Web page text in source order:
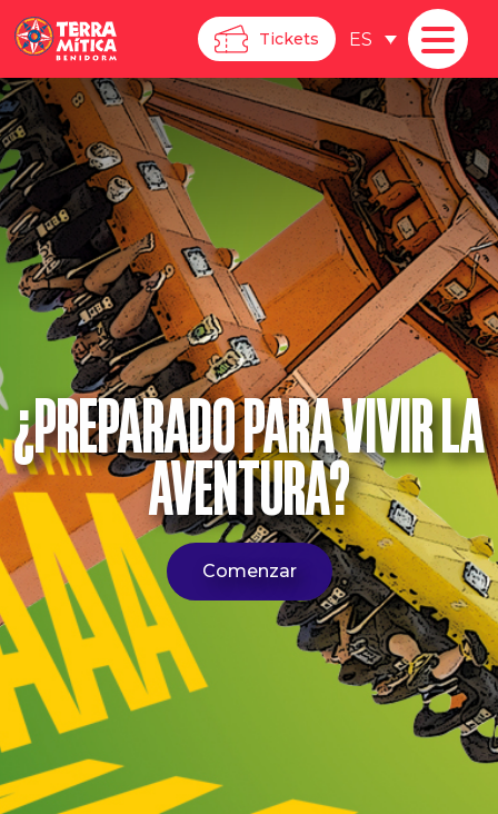
Tickets ES
¿PREPARADO PARA VIVIR LA
AVENTURA?
Comenzar